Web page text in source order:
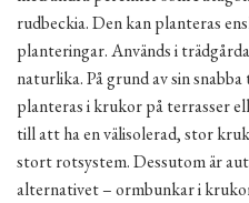
rudbeckia. Den kan planteras
planteringar. Används i
naturlika. På grund av sin
planteras i krukor på terrasser
till att ha en välisolerad, stor
stort rotsystem. Dessutom är
alternativet – ormbunkar i